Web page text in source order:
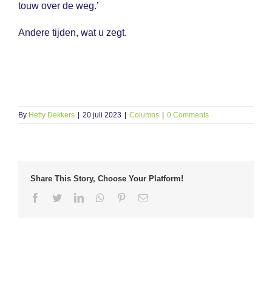
touw over de weg.’
Andere tijden, wat u zegt.
By Hetty Dekkers 20 juli 2023 Columns 0 Comments
Share This Story, Choose Your Platform!
Facebook
TwitterLinkedInWhatsappPinterestEmail